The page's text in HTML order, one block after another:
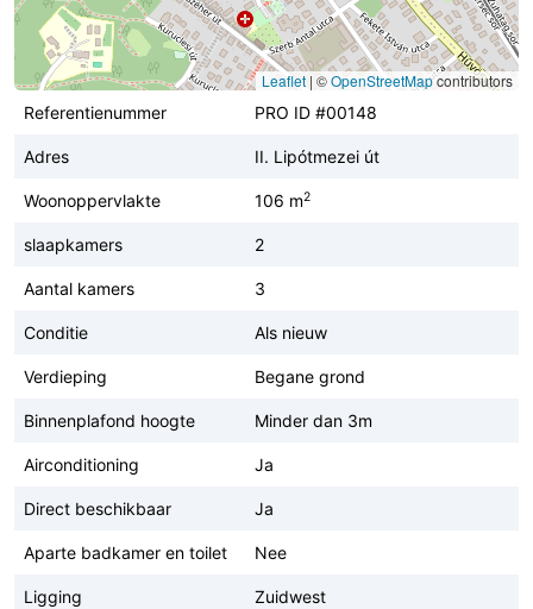
Leaflet | ©OpenStreetMapcontributors
Referentienummer
PRO ID #00148
Adres II. Lipótmezei út
Woonoppervlakte 106 m2
slaapkamers 2
Aantal kamers 3
Conditie Als nieuw
Verdieping Begane grond
Binnenplafond hoogte Minder dan 3m
Airconditioning Ja
Direct beschikbaar Ja
Aparte badkamer en toilet Nee
Ligging Zuidwest